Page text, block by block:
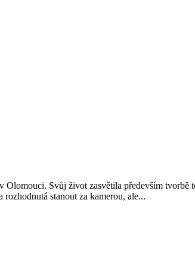
Olomouci. Svůj život zasvětila především tvorbě
stanout za kamerou, ale...